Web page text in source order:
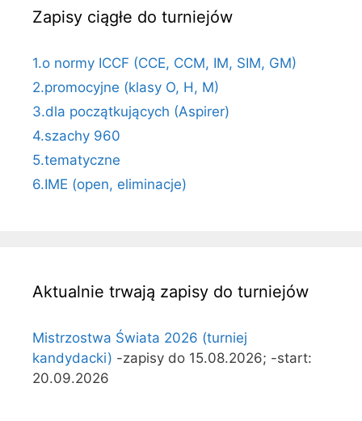
Zapisy ciągłe do turniejów
1.o normy ICCF (CCE, CCM, IM, SIM, GM)
2.promocyjne (klasy O, H, M)
3.dla początkujących (Aspirer)
4.szachy 960
5.tematyczne
6.IME (open, eliminacje)
Aktualnie trwają zapisy do turniejów
Mistrzostwa Świata 2026 (turniej
kandydacki) -zapisy do 15.08.2026; -start:
20.09.2026